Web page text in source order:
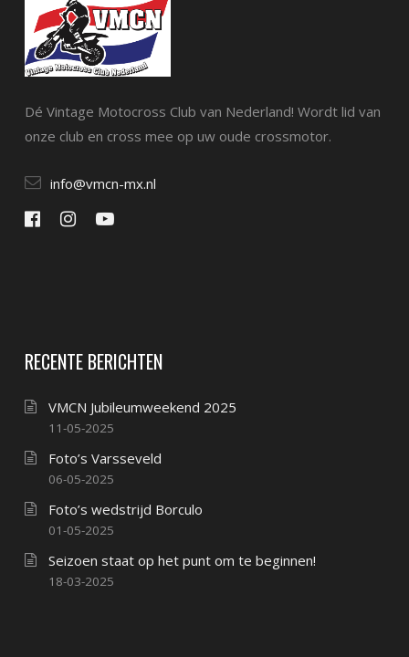
Dé Vintage Motocross Club van Nederland! Wordt lid van
onze club en cross mee op uw oude crossmotor.
info@vmcn-mx.nl
RECENTE BERICHTEN
VMCN Jubileumweekend 2025
11-05-2025
Foto’s Varsseveld
06-05-2025
Foto’s wedstrijd Borculo
01-05-2025
Seizoen staat op het punt om te beginnen!
18-03-2025